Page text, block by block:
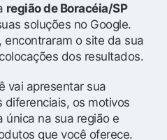
região de Boracéia/SP
soluções no Google.
encontraram o site da sua
dos resultados.
vai apresentar sua
diferenciais, os motivos
única na sua região e
que você oferece.